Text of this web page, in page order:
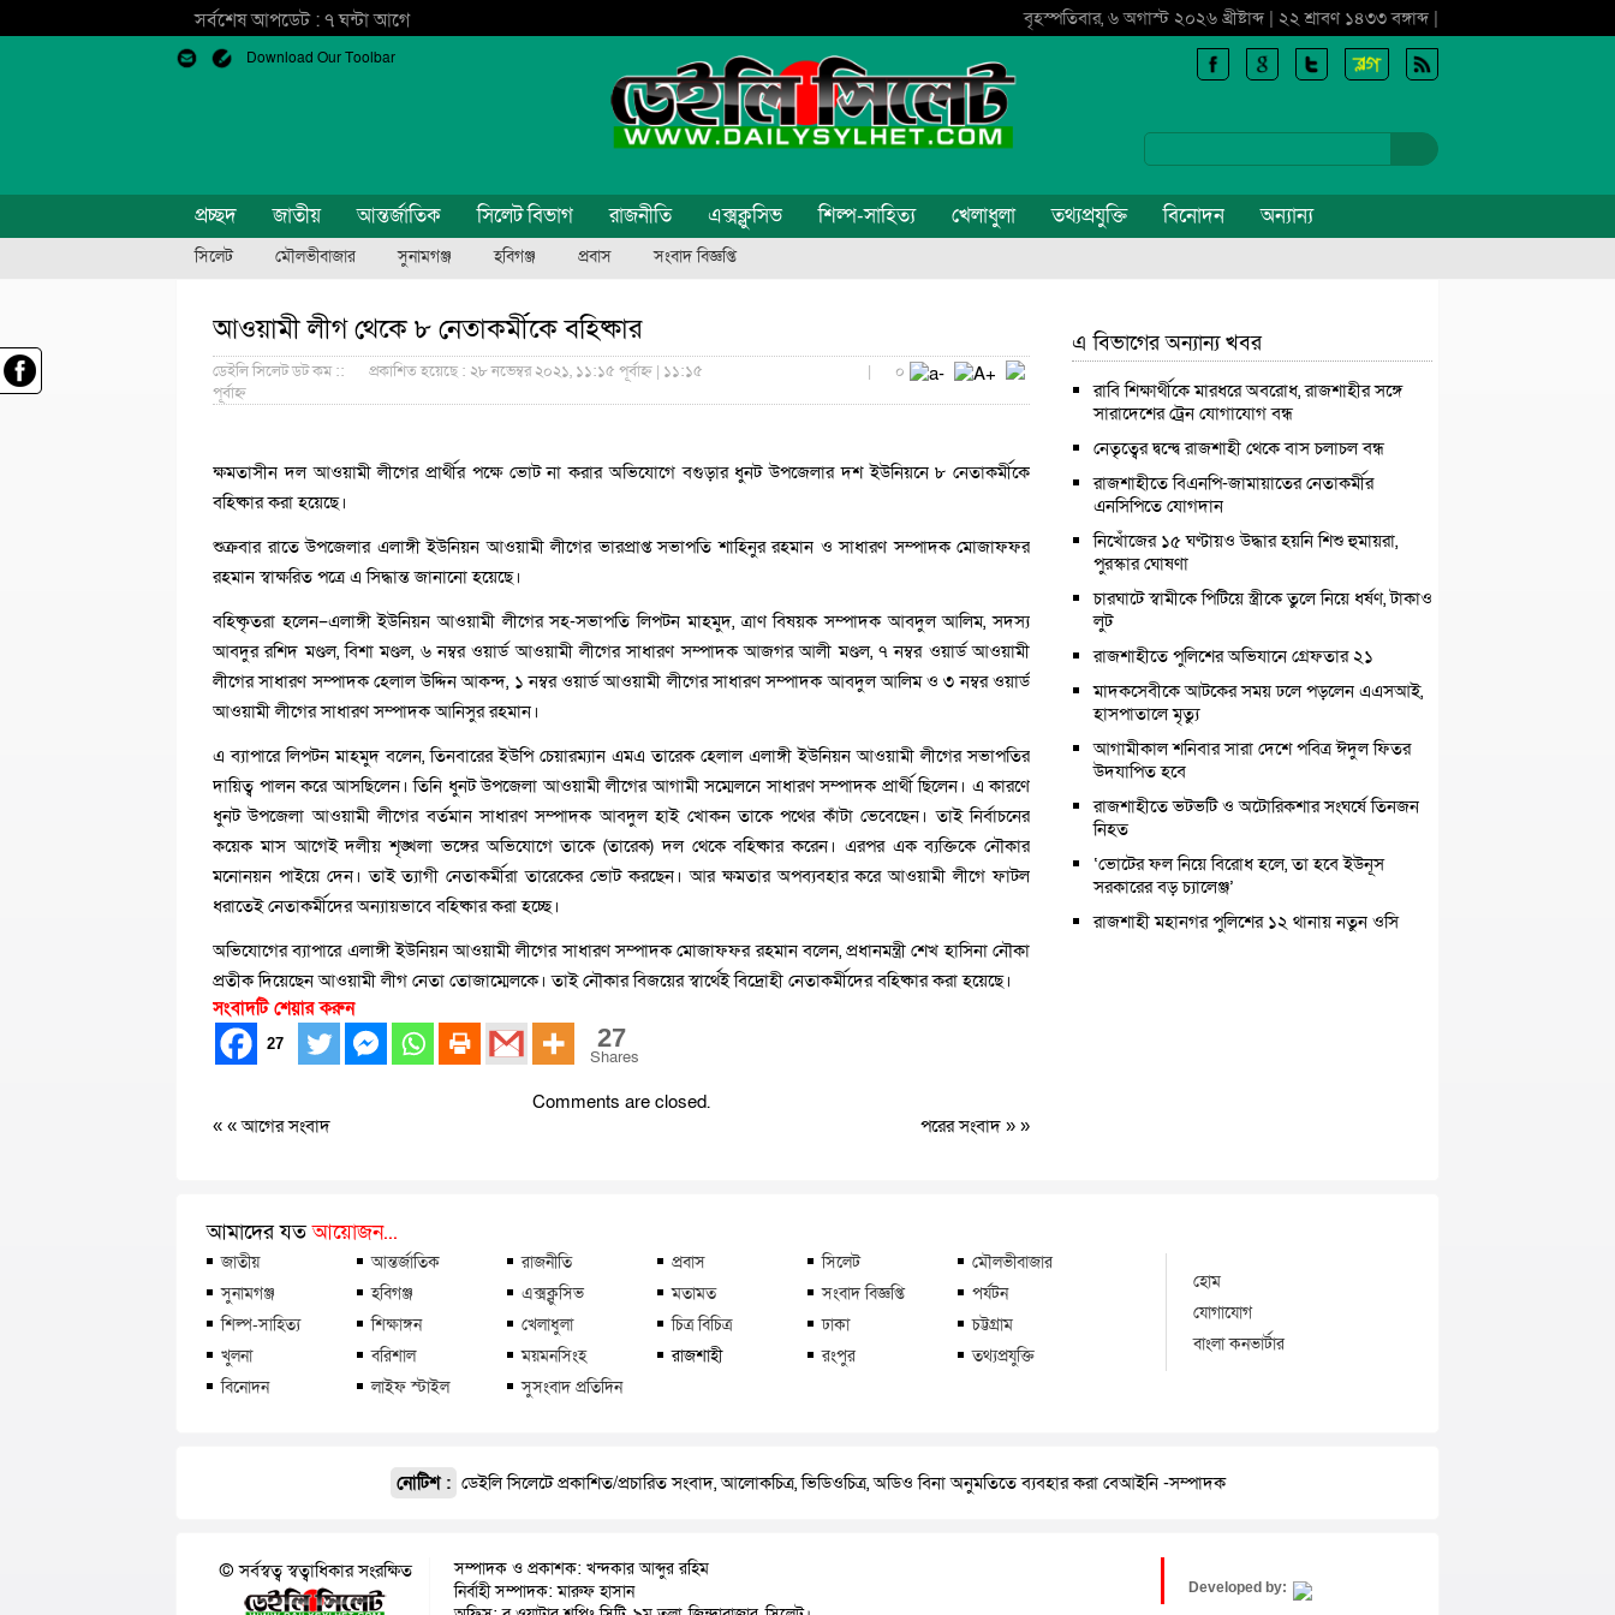
সর্বশেষ আপডেট : ৭ ঘন্টা আগে বৃহস্পতিবার, ৬ অগাস্ট ২০২৬ খ্রীষ্টাব্দ | ২২ শ্রাবণ ১৪৩৩ বঙ্গাব্দ |
Download Our Toolbar
প্রচ্ছদ জাতীয় আন্তর্জাতিক সিলেট বিভাগ রাজনীতি এক্সক্লুসিভ শিল্প-সাহিত্য খেলাধুলা তথ্যপ্রযুক্তি বিনোদন অন্যান্য
সিলেট মৌলভীবাজার সুনামগঞ্জ হবিগঞ্জ প্রবাস সংবাদ বিজ্ঞপ্তি
আওয়ামী লীগ থেকে ৮ নেতাকর্মীকে বহিষ্কার
ডেইলি সিলেট ডট কম ::
প্রকাশিত হয়েছে : ২৮ নভেম্বর ২০২১, ১১:১৫ পূর্বাহ্ন | ১১:১৫
পূর্বাহ্ন
| ০
ক্ষমতাসীন দল আওয়ামী লীগের প্রার্থীর পক্ষে ভোট না করার অভিযোগে বগুড়ার ধুনট উপজেলার দশ ইউনিয়নে ৮ নেতাকর্মীকে
বহিষ্কার করা হয়েছে।
শুক্রবার রাতে উপজেলার এলাঙ্গী ইউনিয়ন আওয়ামী লীগের ভারপ্রাপ্ত সভাপতি শাহিনুর রহমান ও সাধারণ সম্পাদক মোজাফফর
রহমান স্বাক্ষরিত পত্রে এ সিদ্ধান্ত জানানো হয়েছে।
বহিষ্কৃতরা হলেন–এলাঙ্গী ইউনিয়ন আওয়ামী লীগের সহ-সভাপতি লিপটন মাহমুদ, ত্রাণ বিষয়ক সম্পাদক আবদুল আলিম, সদস্য
আবদুর রশিদ মণ্ডল, বিশা মণ্ডল, ৬ নম্বর ওয়ার্ড আওয়ামী লীগের সাধারণ সম্পাদক আজগর আলী মণ্ডল, ৭ নম্বর ওয়ার্ড আওয়ামী
লীগের সাধারণ সম্পাদক হেলাল উদ্দিন আকন্দ, ১ নম্বর ওয়ার্ড আওয়ামী লীগের সাধারণ সম্পাদক আবদুল আলিম ও ৩ নম্বর ওয়ার্ড
আওয়ামী লীগের সাধারণ সম্পাদক আনিসুর রহমান।
এ ব্যাপারে লিপটন মাহমুদ বলেন, তিনবারের ইউপি চেয়ারম্যান এমএ তারেক হেলাল এলাঙ্গী ইউনিয়ন আওয়ামী লীগের সভাপতির
দায়িত্ব পালন করে আসছিলেন। তিনি ধুনট উপজেলা আওয়ামী লীগের আগামী সম্মেলনে সাধারণ সম্পাদক প্রার্থী ছিলেন। এ কারণে
ধুনট উপজেলা আওয়ামী লীগের বর্তমান সাধারণ সম্পাদক আবদুল হাই খোকন তাকে পথের কাঁটা ভেবেছেন। তাই নির্বাচনের
কয়েক মাস আগেই দলীয় শৃঙ্খলা ভঙ্গের অভিযোগে তাকে (তারেক) দল থেকে বহিষ্কার করেন। এরপর এক ব্যক্তিকে নৌকার
মনোনয়ন পাইয়ে দেন। তাই ত্যাগী নেতাকর্মীরা তারেকের ভোট করছেন। আর ক্ষমতার অপব্যবহার করে আওয়ামী লীগে ফাটল
ধরাতেই নেতাকর্মীদের অন্যায়ভাবে বহিষ্কার করা হচ্ছে।
অভিযোগের ব্যাপারে এলাঙ্গী ইউনিয়ন আওয়ামী লীগের সাধারণ সম্পাদক মোজাফফর রহমান বলেন, প্রধানমন্ত্রী শেখ হাসিনা নৌকা
প্রতীক দিয়েছেন আওয়ামী লীগ নেতা তোজাম্মেলকে। তাই নৌকার বিজয়ের স্বার্থেই বিদ্রোহী নেতাকর্মীদের বহিষ্কার করা হয়েছে।
সংবাদটি শেয়ার করুন
27 27
Shares
Comments are closed.
« «আগের সংবাদ পরের সংবাদ » »
এ বিভাগের অন্যান্য খবর
রাবি শিক্ষার্থীকে মারধরে অবরোধ, রাজশাহীর সঙ্গে
সারাদেশের ট্রেন যোগাযোগ বন্ধ
নেতৃত্বের দ্বন্দ্বে রাজশাহী থেকে বাস চলাচল বন্ধ
রাজশাহীতে বিএনপি-জামায়াতের নেতাকর্মীর
এনসিপিতে যোগদান
নিখোঁজের ১৫ ঘণ্টায়ও উদ্ধার হয়নি শিশু হুমায়রা,
পুরস্কার ঘোষণা
চারঘাটে স্বামীকে পিটিয়ে স্ত্রীকে তুলে নিয়ে ধর্ষণ, টাকাও
লুট
রাজশাহীতে পুলিশের অভিযানে গ্রেফতার ২১
মাদকসেবীকে আটকের সময় ঢলে পড়লেন এএসআই,
হাসপাতালে মৃত্যু
আগামীকাল শনিবার সারা দেশে পবিত্র ঈদুল ফিতর
উদযাপিত হবে
রাজশাহীতে ভটভটি ও অটোরিকশার সংঘর্ষে তিনজন
নিহত
‘ভোটের ফল নিয়ে বিরোধ হলে, তা হবে ইউনূস
সরকারের বড় চ্যালেঞ্জ’
রাজশাহী মহানগর পুলিশের ১২ থানায় নতুন ওসি
আমাদের যতআয়োজন...
জাতীয় আন্তর্জাতিক রাজনীতি প্রবাস সিলেট
মৌলভীবাজার
সুনামগঞ্জ
হবিগঞ্জ এক্সক্লুসিভ মতামত সংবাদ বিজ্ঞপ্তি
পর্যটন
শিল্প-সাহিত্য
শিক্ষাঙ্গন খেলাধুলা চিত্র বিচিত্র ঢাকা
চট্টগ্রাম
খুলনা
বরিশাল ময়মনসিংহ রাজশাহী রংপুর
তথ্যপ্রযুক্তি
বিনোদন
লাইফ স্টাইল সুসংবাদ প্রতিদিন
হোম
যোগাযোগ
বাংলা কনভার্টার
নোটিশ : ডেইলি সিলেটে প্রকাশিত/প্রচারিত সংবাদ, আলোকচিত্র, ভিডিওচিত্র, অডিও বিনা অনুমতিতে ব্যবহার করা বেআইনি -সম্পাদক
© সর্বস্বত্ব স্বত্বাধিকার সংরক্ষিত
সম্পাদক ও প্রকাশক: খন্দকার আব্দুর রহিম
নির্বাহী সম্পাদক: মারুফ হাসান
Developed by: